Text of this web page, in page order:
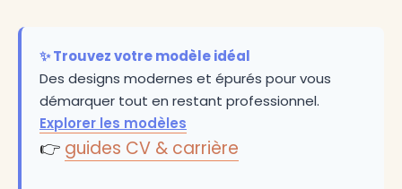
✨ Trouvez votre modèle idéal
Des designs modernes et épurés pour vous
démarquer tout en restant professionnel.
Explorer les modèles
👉 guides CV & carrière